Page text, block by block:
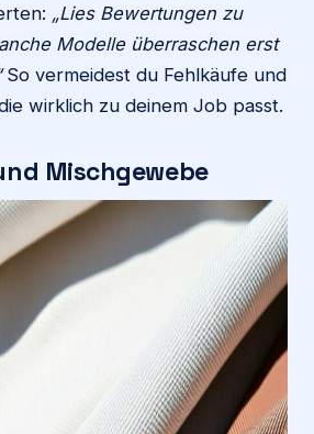
„Lies Bewertungen zu
Modelle überraschen erst
So vermeidest du Fehlkäufe und
wirklich zu deinem Job passt.
Mischgewebe